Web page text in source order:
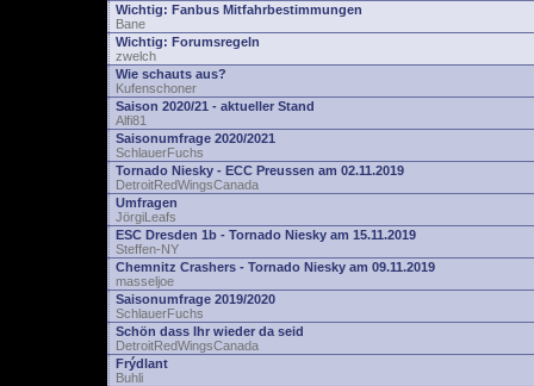
Wichtig: Fanbus Mitfahrbestimmungen
Bane
Wichtig: Forumsregeln
zwelch
Wie schauts aus?
Kufenschoner
Saison 2020/21 - aktueller Stand
Alfi81
Saisonumfrage 2020/2021
SchlauerFuchs
Tornado Niesky - ECC Preussen am 02.11.2019
DetroitRedWingsCanada
Umfragen
JörgiLeafs
ESC Dresden 1b - Tornado Niesky am 15.11.2019
Steffen-NY
Chemnitz Crashers - Tornado Niesky am 09.11.2019
masseljoe
Saisonumfrage 2019/2020
SchlauerFuchs
Schön dass Ihr wieder da seid
DetroitRedWingsCanada
Frýdlant
Buhli